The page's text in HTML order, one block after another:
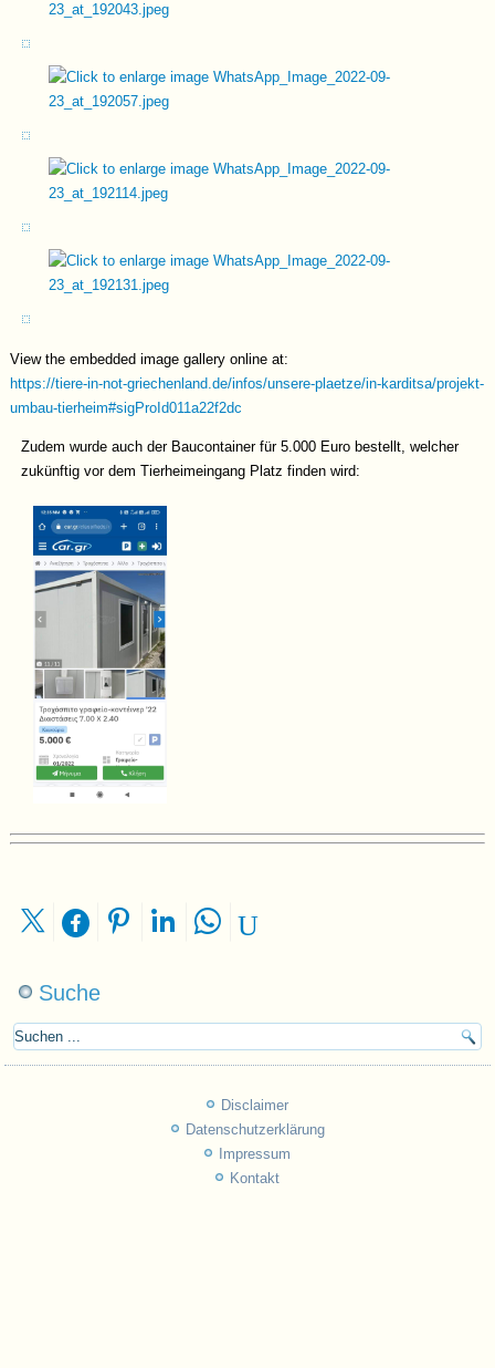
View the embedded image gallery online at:
https://tiere-in-not-griechenland.de/infos/unsere-plaetze/in-karditsa/projekt-
umbau-tierheim#sigProId011a22f2dc
Zudem wurde auch der Baucontainer für 5.000 Euro bestellt, welcher
zukünftig vor dem Tierheimeingang Platz finden wird:
Suche
Disclaimer
Datenschutzerklärung
Impressum
Kontakt